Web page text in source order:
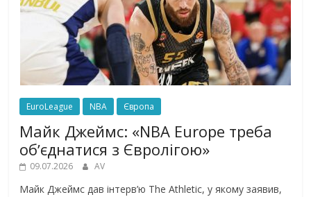
EuroLeague NBA Європа
Майк Джеймс: «NBA Europe треба
обʼєднатися з Євролігою»
09.07.2026 AV
Майк Джеймс дав інтерв’ю The Athletic, у якому заявив,